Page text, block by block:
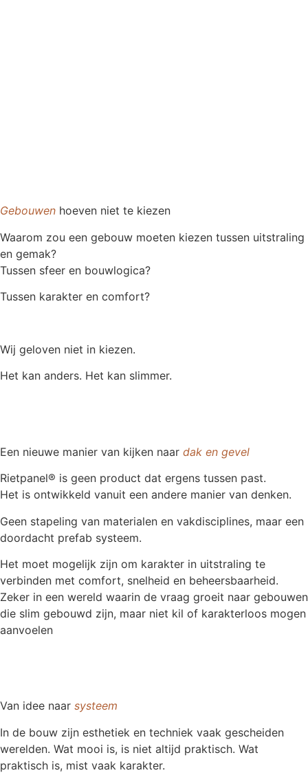
Gebouwen hoeven niet te kiezen
Waarom zou een gebouw moeten kiezen tussen uitstraling
en gemak?
Tussen sfeer en bouwlogica?
Tussen karakter en comfort?
Wij geloven niet in kiezen.
Het kan anders. Het kan slimmer.
Een nieuwe manier van kijken naar dak en gevel
Rietpanel® is geen product dat ergens tussen past.
Het is ontwikkeld vanuit een andere manier van denken.
Geen stapeling van materialen en vakdisciplines, maar een
doordacht prefab systeem.
Het moet mogelijk zijn om karakter in uitstraling te
verbinden met comfort, snelheid en beheersbaarheid.
Zeker in een wereld waarin de vraag groeit naar gebouwen
die slim gebouwd zijn, maar niet kil of karakterloos mogen
aanvoelen
Van idee naar systeem
In de bouw zijn esthetiek en techniek vaak gescheiden
werelden. Wat mooi is, is niet altijd praktisch. Wat
praktisch is, mist vaak karakter.